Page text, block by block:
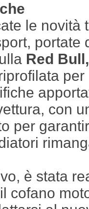
le novità
portate
Red Bull,
con
per
è stata
cofano